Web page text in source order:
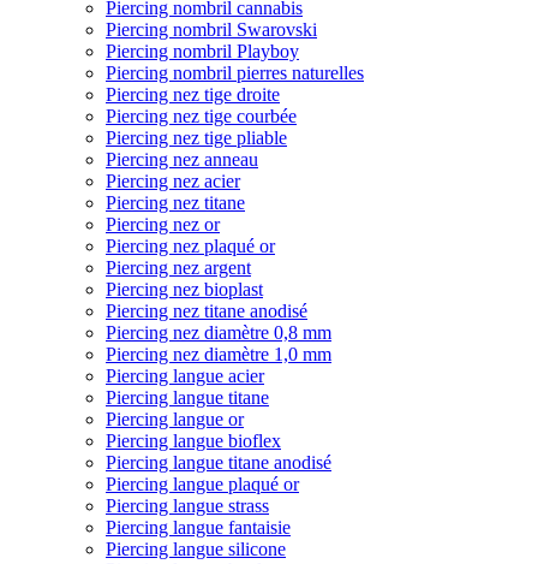
Piercing nombril cannabis
Piercing nombril Swarovski
Piercing nombril Playboy
Piercing nombril pierres naturelles
Piercing nez tige droite
Piercing nez tige courbée
Piercing nez tige pliable
Piercing nez anneau
Piercing nez acier
Piercing nez titane
Piercing nez or
Piercing nez plaqué or
Piercing nez argent
Piercing nez bioplast
Piercing nez titane anodisé
Piercing nez diamètre 0,8 mm
Piercing nez diamètre 1,0 mm
Piercing langue acier
Piercing langue titane
Piercing langue or
Piercing langue bioflex
Piercing langue titane anodisé
Piercing langue plaqué or
Piercing langue strass
Piercing langue fantaisie
Piercing langue silicone